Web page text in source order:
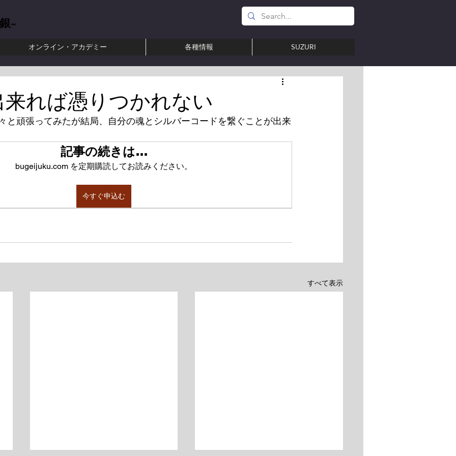
~
式強健術 ​聖中心道 肥田春充 正中心練磨 正中心道 合気道 武芸塾 大東流合気柔術 緑川裕一
オンライン・アカデミー 各種情報 SUZURI
れば憑りつかれない
と頑張ってみたが結局、自分の魂とシルバーコードを繋ぐことが出来
記事の続きは…
bugeijuku.com を定期購読してお読みください。
今すぐ申込む
すべて表示